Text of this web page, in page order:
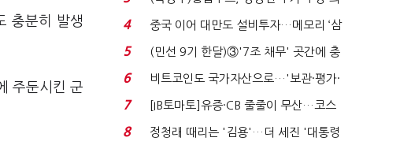
충분히 발생
주둔시킨 군
지에 상한가...
4
중국 이어 대만도 설비투자…메모리 ‘삼
국전쟁’
5
(민선 9기 한달)③'7조 채무' 곳간에 충
격…추미애, 20년...
6
비트코인도 국가자산으로…'보관·평가·
처분' 기준은 ...
7
[IB토마토]유증·CB 줄줄이 무산…코스
닥 벌점 급증에 ...
8
정청래 때리는 '김용'…더 세진 '대통령